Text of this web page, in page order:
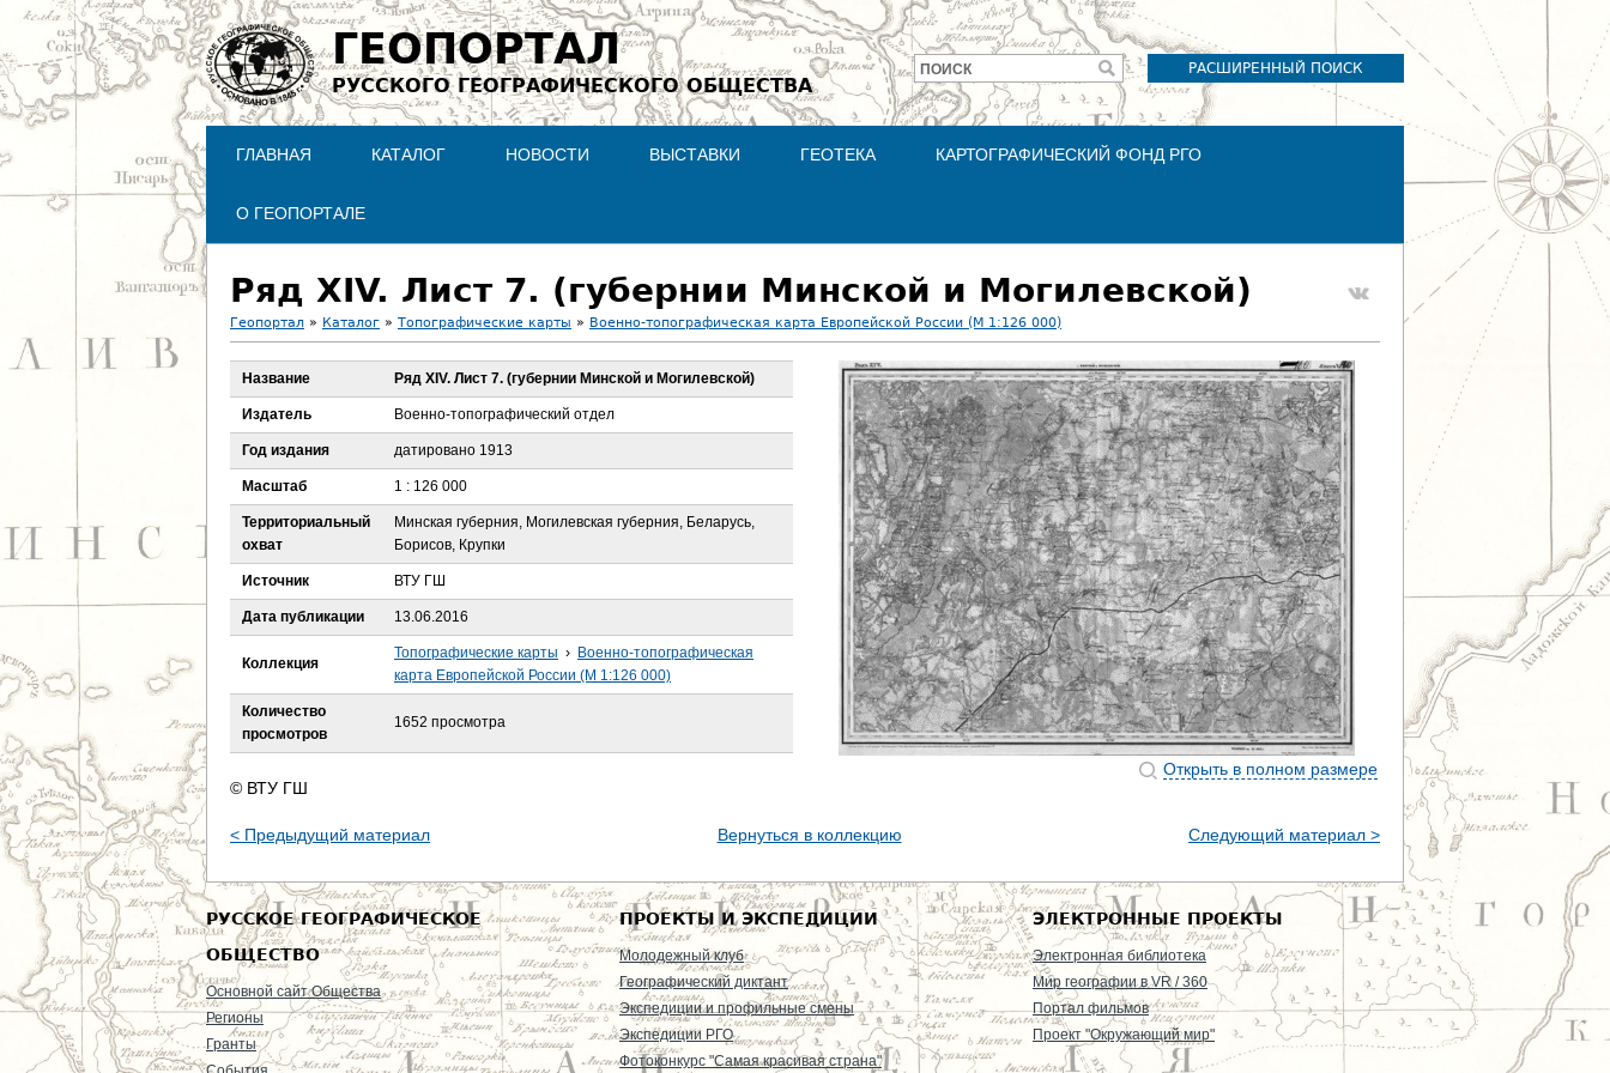
Jump to navigation
ГЕОПОРТАЛ
РУССКОГО ГЕОГРАФИЧЕСКОГО ОБЩЕСТВА
РАСШИРЕННЫЙ ПОИСК
Форма
поиска
ПОИСК
ГЛАВНАЯ КАТАЛОГ НОВОСТИ ВЫСТАВКИ ГЕОТЕКА КАРТОГРАФИЧЕСКИЙ ФОНД РГО
О ГЕОПОРТАЛЕ
Ряд XIV. Лист 7. (губернии Минской и Могилевской)
В
ы
д
е
с
ь
Геопортал » Каталог » Топографические карты » Военно-топографическая карта Европейской России (М 1:126 000)
Открыть в полном размере
Название Ряд XIV. Лист 7. (губернии Минской и Могилевской)
Издатель Военно-топографический отдел
Год издания датировано 1913
Масштаб 1 : 126 000
Территориальный
охват
Минская губерния, Могилевская губерния, Беларусь,
Борисов, Крупки
Источник ВТУ ГШ
Дата публикации 13.06.2016
Коллекция
Топографические карты › Военно-топографическая
карта Европейской России (М 1:126 000)
Количество
просмотров
1652 просмотра
© ВТУ ГШ
< Предыдущий материал Вернуться в коллекцию Следующий материал >
РУССКОЕ ГЕОГРАФИЧЕСКОЕ
ОБЩЕСТВО
Основной сайт Общества
Регионы
Гранты
ПРОЕКТЫ И ЭКСПЕДИЦИИ
Молодежный клуб
Географический диктант
Экспедиции и профильные смены
Экспедиции РГО
Фотоконкурс "Самая красивая страна"
ЭЛЕКТРОННЫЕ ПРОЕКТЫ
Электронная библиотека
Мир географии в VR / 360
Портал фильмов
Проект "Окружающий мир"